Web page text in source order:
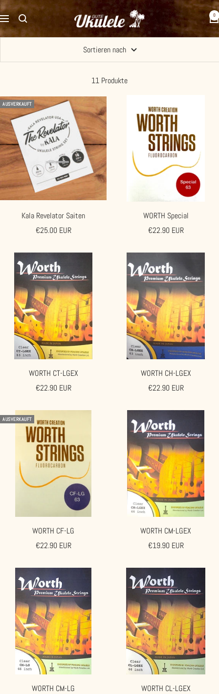
Direkt
zum
Inhalt
Navigation
Gute
Ukulele
0
Sortieren nach
11 Produkte
AUSVERKAUFT
Kala Revelator Saiten
Angebotspreis
€25.00 EUR
WORTH Special
Angebotspreis
€22.90 EUR
WORTH CT-LGEX
Angebotspreis
€22.90 EUR
WORTH CH-LGEX
Angebotspreis
€22.90 EUR
AUSVERKAUFT
WORTH CF-LG
Angebotspreis
€22.90 EUR
WORTH CM-LGEX
Angebotspreis
€19.90 EUR
WORTH CM-LG
WORTH CL-LGEX